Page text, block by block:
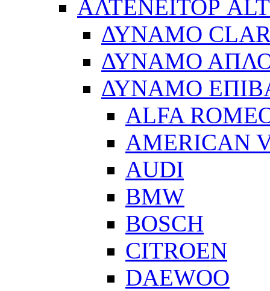
ΑΛΤΕΝΕΙΤΟΡ
ΔΥΝΑΜΟ
ΔΥΝΑΜΟ
ΔΥΝΑΜΟ
ALFA
AMERICAN
AUDI
BMW
BOSCH
CITROEN
DAEWOO